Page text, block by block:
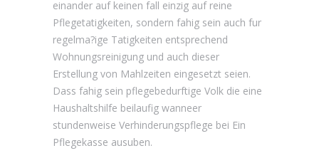
einander auf keinen fall einzig auf reine
Pflegetatigkeiten, sondern fahig sein auch fur
regelma?ige Tatigkeiten entsprechend
Wohnungsreinigung und auch dieser
Erstellung von Mahlzeiten eingesetzt seien.
Dass fahig sein pflegebedurftige Volk die eine
Haushaltshilfe beilaufig wanneer
stundenweise Verhinderungspflege bei Ein
Pflegekasse ausuben.